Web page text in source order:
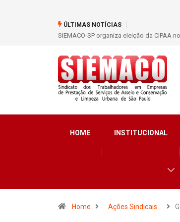
ÚLTIMAS NOTÍCIAS
SIEMACO-SP organiza eleição da
HOME INSTITUCIONAL
Home Ações Sindicais